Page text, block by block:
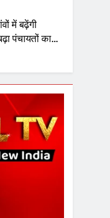
में बढ़ेंगी
पंचायतों का
को लेकर बड़ी खबरें
पर बड़ा
किए